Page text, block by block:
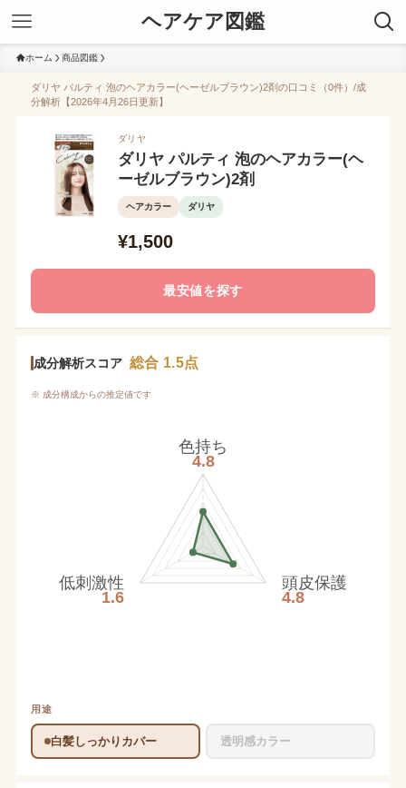
ヘアケア図鑑
ホーム 商品図鑑
ダリヤ パルティ 泡のヘアカラー(ヘーゼルブラウン)2剤の口コミ（0件）/成
分解析【2026年4月26日更新】
ダリヤ
ダリヤ パルティ 泡のヘアカラー(ヘ
ーゼルブラウン)2剤
ヘアカラー ダリヤ
¥1,500
最安値を探す
成分解析スコア 総合 1.5点
※ 成分構成からの推定値です
色持ち
4.8
頭皮保護
4.8
低刺激性
1.6
用途
白髪しっかりカバー 透明感カラー